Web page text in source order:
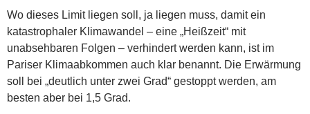
Wo dieses Limit liegen soll, ja liegen muss, damit ein
katastrophaler Klimawandel – eine „Heißzeit“ mit
unabsehbaren Folgen – verhindert werden kann, ist im
Pariser Klimaabkommen auch klar benannt. Die Erwärmung
soll bei „deutlich unter zwei Grad“ gestoppt werden, am
besten aber bei 1,5 Grad.